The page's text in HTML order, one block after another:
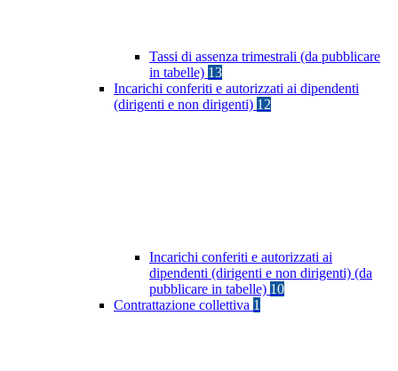
Tassi di assenza trimestrali (da pubblicare
in tabelle) 13
Incarichi conferiti e autorizzati ai dipendenti
(dirigenti e non dirigenti) 12
Incarichi conferiti e autorizzati ai
dipendenti (dirigenti e non dirigenti) (da
pubblicare in tabelle) 10
Contrattazione collettiva 1